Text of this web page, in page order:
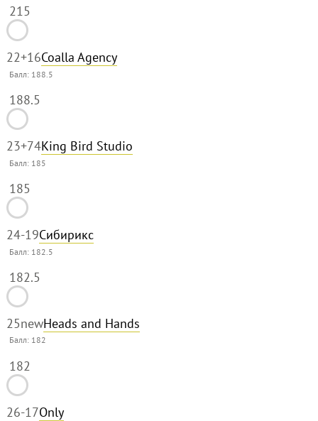
215
22+16Coalla Agency
Балл: 188.5
188.5
23+74King Bird Studio
Балл: 185
185
24-19Сибирикс
Балл: 182.5
182.5
25newHeads and Hands
Балл: 182
182
26-17Only